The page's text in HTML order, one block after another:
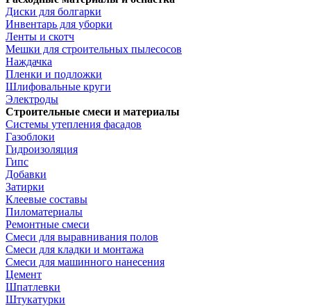
Диски для болгарки
Инвентарь для уборки
Ленты и скотч
Мешки для строительных пылесосов
Наждачка
Пленки и подложки
Шлифовальные круги
Электроды
Строительные смеси и материалы
Системы утепления фасадов
Газоблоки
Гидроизоляция
Гипс
Добавки
Затирки
Клеевые составы
Пиломатериалы
Ремонтные смеси
Смеси для выравнивания полов
Смеси для кладки и монтажа
Смеси для машинного нанесения
Цемент
Шпатлевки
Штукатурки